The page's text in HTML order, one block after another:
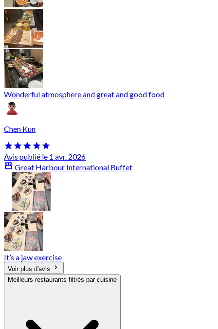
Wonderful atmosphere and great and good food
Chen Kun
Avis publié le 1 avr. 2026
Great Harbour International Buffet
It’s a jaw exercise
Voir plus d'avis
Meilleurs restaurants filtrés par cuisine